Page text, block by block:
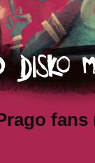
fans